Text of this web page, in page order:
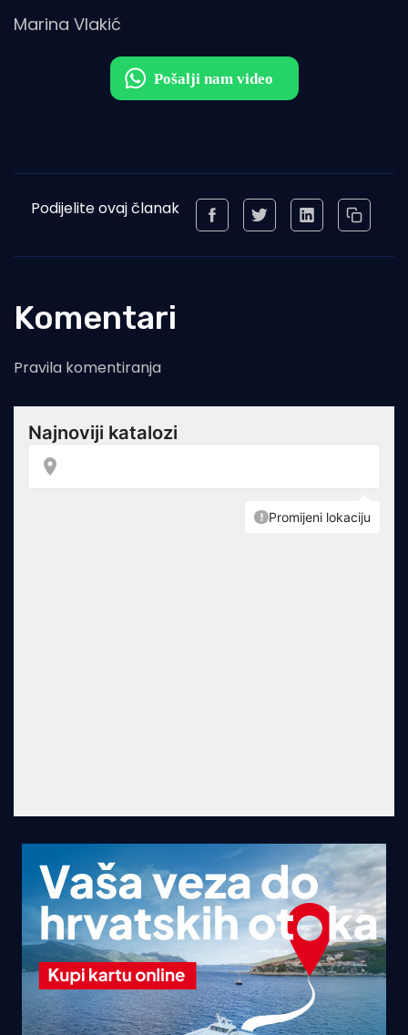
Marina Vlakić
Podijelite ovaj članak
Komentari
Pravila komentiranja